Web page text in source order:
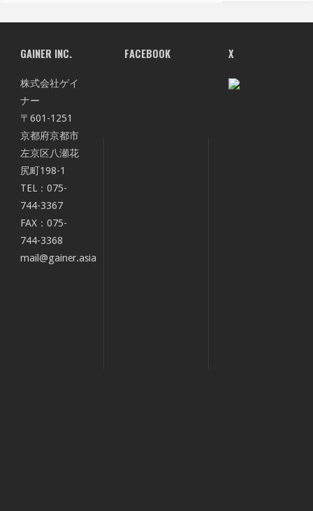
GAINER INC.
株式会社ゲイ
ナー
〒601-1251
京都府京都市
左京区八瀬花
尻町198-1
TEL：075-
744-3367
FAX：075-
744-3368
mail@gainer.asia
FACEBOOK X